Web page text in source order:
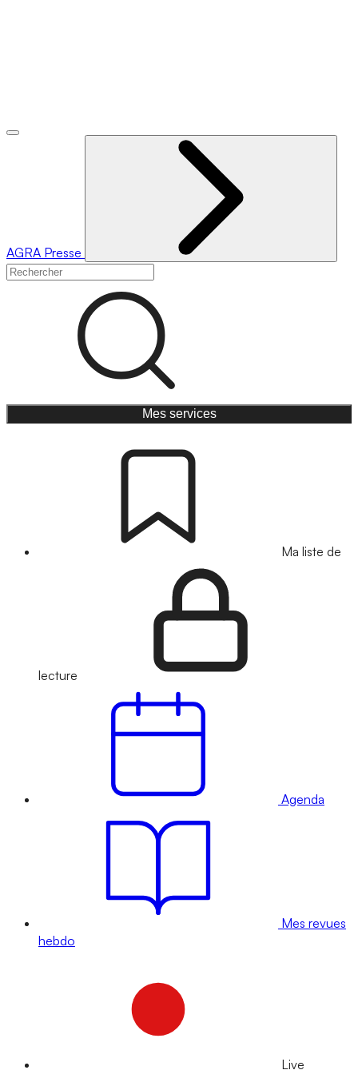
AGRA Presse
Mes services
Ma liste de
lecture
Agenda
Mes revues
hebdo
Live